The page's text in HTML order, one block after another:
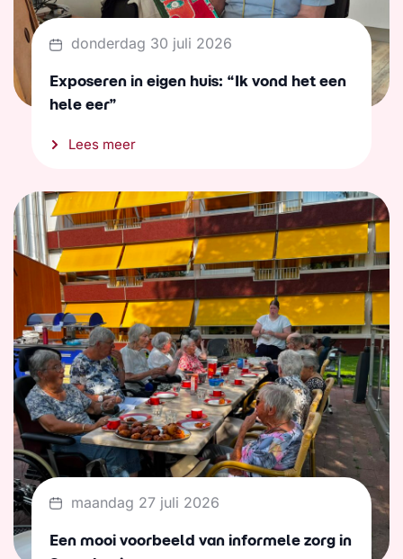
donderdag 30 juli 2026
Exposeren in eigen huis: “Ik vond het een
hele eer”
Lees meer
maandag 27 juli 2026
Een mooi voorbeeld van informele zorg in